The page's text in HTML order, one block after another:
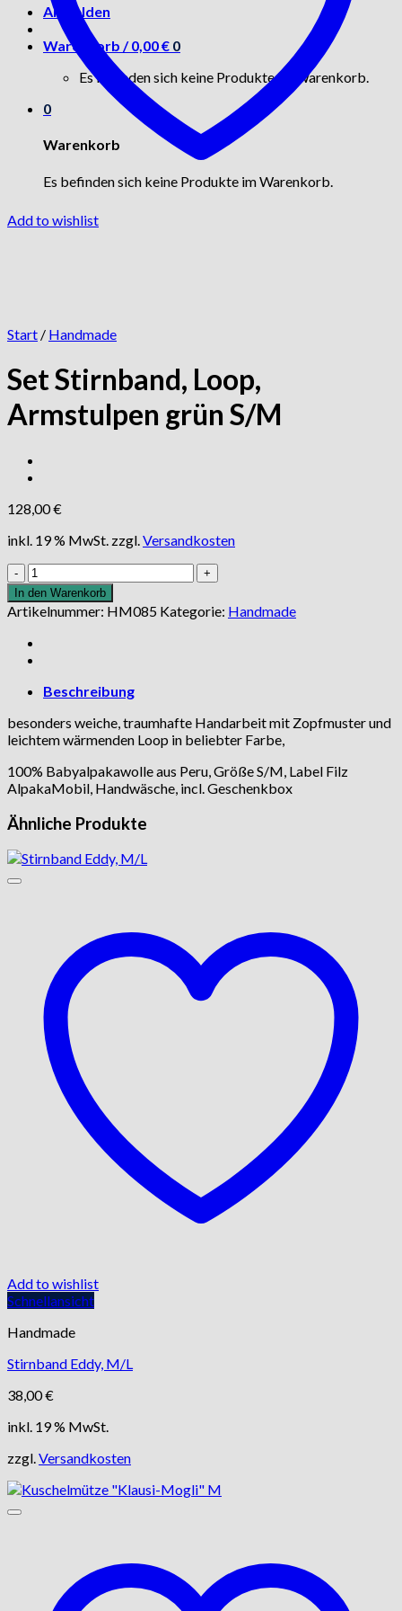
Anmelden
Warenkorb /0,00€ 0
Es befinden sich keine Produkte im Warenkorb.
0
Warenkorb
Es befinden sich keine Produkte im Warenkorb.
Add to wishlist
Start / Handmade
Set Stirnband, Loop,
Armstulpen grün S/M
128,00€
inkl. 19 % MwSt. zzgl.Versandkosten
Set
Stirnband,
Loop,
Armstulpen
grün
S/M
In den Warenkorb
Artikelnummer: HM085 Kategorie: Handmade
Beschreibung
besonders weiche, traumhafte Handarbeit mit Zopfmuster und
leichtem wärmenden Loop in beliebter Farbe,
100% Babyalpakawolle aus Peru, Größe S/M, Label Filz
AlpakaMobil, Handwäsche, incl. Geschenkbox
Ähnliche Produkte
Add to wishlist
Schnellansicht
Handmade
Stirnband Eddy, M/L
38,00€
inkl. 19 % MwSt.
zzgl.Versandkosten